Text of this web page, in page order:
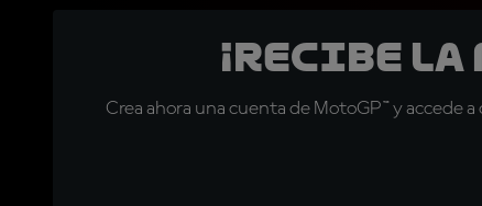
¡Recibe
Crea ahora una cuenta de MotoGP™ y accede